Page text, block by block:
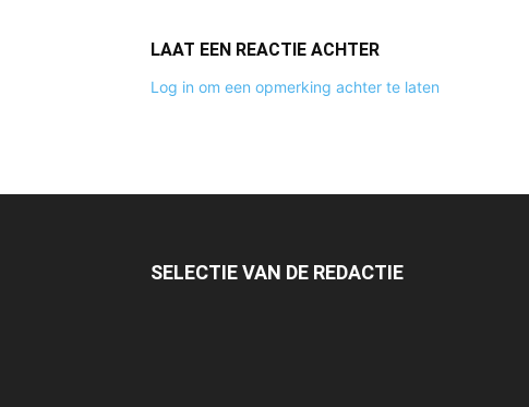
LAAT EEN REACTIE ACHTER
Log in om een opmerking achter te laten
SELECTIE VAN DE REDACTIE